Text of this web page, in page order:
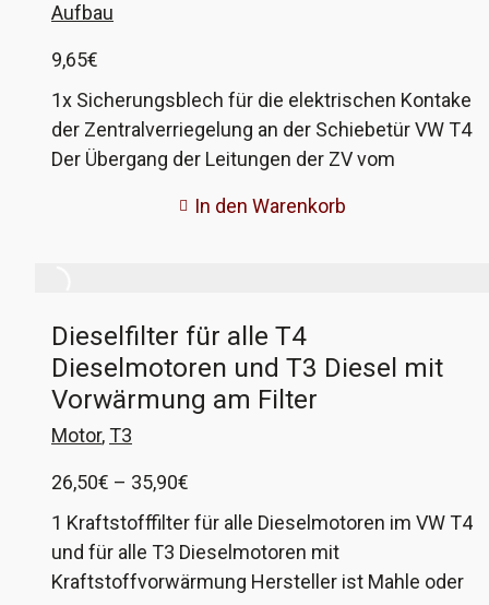
Aufbau
9,65€
1x Sicherungsblech für die elektrischen Kontake
der Zentralverriegelung an der Schiebetür VW T4
Der Übergang der Leitungen der ZV vom
ist ein Schwachpunkt, den gewiefte Diebe
geschliffener Oberfläche, kein lackieren nötig.
Eine bebilderte Einbauanleitung liegt bei.
In den Warenkorb
Dieselfilter für alle T4
Dieselmotoren und T3 Diesel mit
Vorwärmung am Filter
Motor,T3
26,50€ – 35,90€
26,50€
bis
35,90€
1 Kraftstofffilter für alle Dieselmotoren im VW T4
und für alle T3 Dieselmotoren mit
Kraftstoffvorwärmung Hersteller ist Mahle oder